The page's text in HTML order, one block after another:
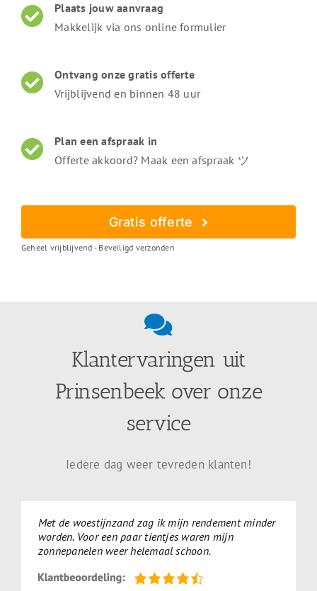
Plaats jouw aanvraag
Makkelijk via ons online formulier
Ontvang onze gratis offerte
Vrijblijvend en binnen 48 uur
Plan een afspraak in
Offerte akkoord? Maak een afspraak ツ
Gratis offerte
Geheel vrijblijvend - Beveiligd verzonden
Klantervaringen uit
Prinsenbeek over onze
service
Iedere dag weer tevreden klanten!
Met de woestijnzand zag ik mijn rendement minder
worden. Voor een paar tientjes waren mijn
zonnepanelen weer helemaal schoon.